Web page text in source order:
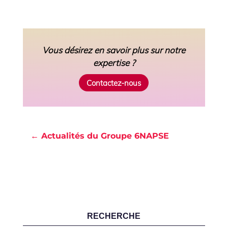
Vous désirez en savoir plus sur notre
expertise ?
Contactez-nous
← Actualités du Groupe 6NAPSE
RECHERCHE